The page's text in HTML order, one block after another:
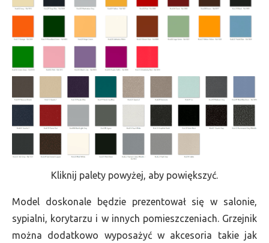
Kliknij palety powyżej, aby powiększyć.
Model doskonale będzie prezentował się w salonie,
sypialni, korytarzu i w innych pomieszczeniach. Grzejnik
można dodatkowo wyposażyć w akcesoria takie jak